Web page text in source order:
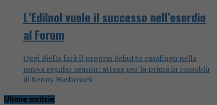
L’Edilnol vuole il successo nell’esordio
al Forum
Oggi Biella farà il proprio debutto casalingo nella
nuova regular season: attesa per la prima in rossoblù
di Kenny Hasbrouck
Ultime notizie